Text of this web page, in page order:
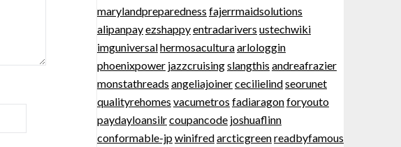
marylandpreparedness fajerrmaidsolutions
alipanpayezshappyentradarivers ustechwiki
imguniversalhermosaculturaarlologgin
phoenixpower jazzcruisingslangthis andreafrazier
monstathreads angeliajoinercecilielindseorunet
qualityrehomes vacumetros fadiaragonforyouto
paydayloansilrcoupancode joshuaflinn
conformable-jpwinifredarcticgreenreadbyfamous